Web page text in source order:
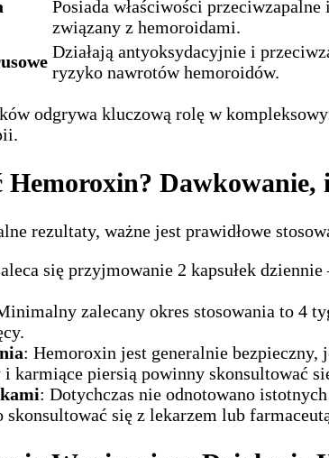
Posiada właściwości
związany z hemoroidami.
Działają antyoksydacyjnie i
ryzyko nawrotów hemoroidów.
odgrywa kluczową rolę w
Hemoroxin?
rezultaty, ważne jest prawidłowe
się przyjmowanie 2 kapsułek
zalecany okres stosowania to 4
: Hemoroxin jest generalnie
karmiące piersią powinny skonsultować
: Dotychczas nie odnotowano
się z lekarzem lub